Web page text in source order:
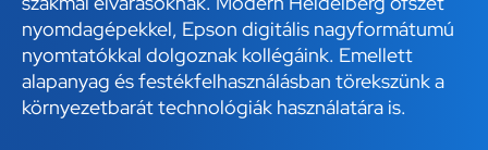
nyomdagépekkel, Epson digitális nagyformátumú
nyomtatókkal dolgoznak kollégáink. Emellett
alapanyag és festékfelhasználásban törekszünk a
környezetbarát technológiák használatára is.